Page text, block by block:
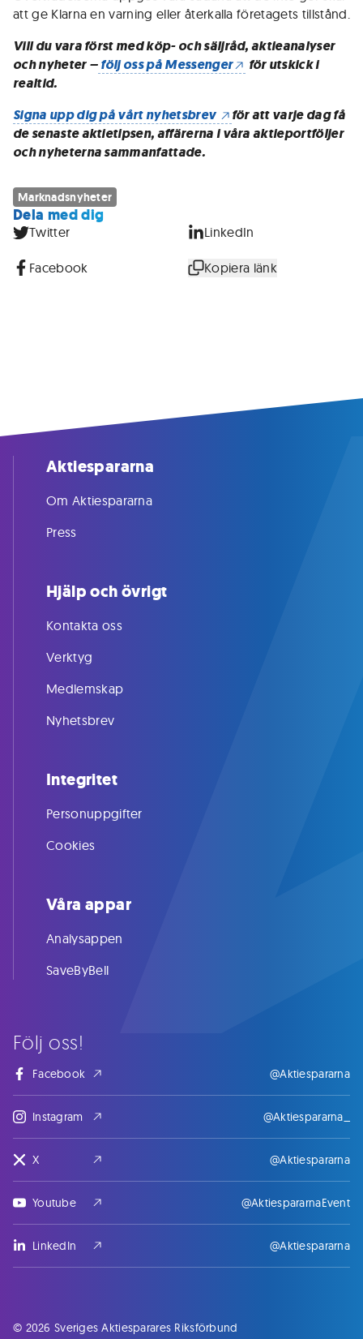
att ge Klarna en varning eller återkalla företagets tillstånd.
Vill du vara först med köp- och säljråd, aktieanalyser
och nyheter –följ oss på Messenger
för utskick i
realtid.
Signa upp dig på vårt nyhetsbrev
för att varje dag få
de senaste aktietipsen, affärerna i våra aktieportföljer
och nyheterna sammanfattade.
Marknadsnyheter
Dela med dig
Twitter LinkedIn
Facebook Kopiera länk
Följ oss!
Facebook @Aktiespararna
Instagram @Aktiespararna_
X @Aktiespararna
Youtube @AktiespararnaEvent
LinkedIn @Aktiespararna
Aktiespararna
Om Aktiespararna
Press
Hjälp och övrigt
Kontakta oss
Verktyg
Medlemskap
Nyhetsbrev
Integritet
Personuppgifter
Cookies
Våra appar
Analysappen
SaveByBell
© 2026 Sveriges Aktiesparares Riksförbund